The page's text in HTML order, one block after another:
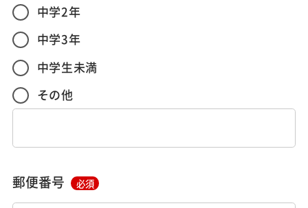
中学2年
中学3年
中学生未満
その他
郵便番号 必須